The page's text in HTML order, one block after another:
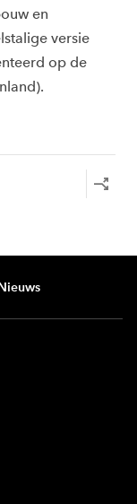
en
versie
op de
).